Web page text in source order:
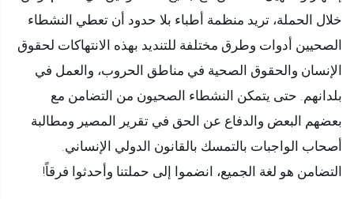
خلال الحملة، تريد منظمة أطباء بلا حدود أن تعطي النشطاء
الصحيين أدوات وطرق مختلفة للتنديد بهذه الانتهاكات لحقوق
الإنسان والحقوق الصحية في مناطق الحروب، والعمل في
بلدانهم. حتى يتمكن النشطاء الصحيون من التضامن مع
بعضهم البعض والدفاع عن الحق في تقرير المصير ومطالبة
أصحاب الواجبات بالتمسك بالقانون الدولي الإنساني.
التضامن هو لغة الجميع، انضموا إلى حملتنا وأحدثوا فرقاً!